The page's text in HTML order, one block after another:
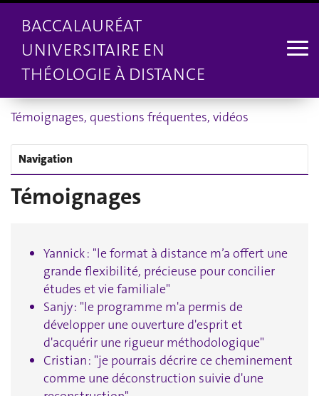
BACCALAURÉAT
UNIVERSITAIRE EN
THÉOLOGIE À DISTANCE
Témoignages, questions fréquentes, vidéos
Navigation
Témoignages
Yannick : "le format à distance m’a offert une
grande flexibilité, précieuse pour concilier
études et vie familiale"
Sanjy : "le programme m'a permis de
développer une ouverture d'esprit et
d'acquérir une rigueur méthodologique"
Cristian : "je pourrais décrire ce cheminement
comme une déconstruction suivie d'une